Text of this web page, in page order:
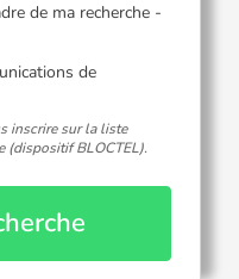
de ma recherche -
de
inscrire sur la liste
(dispositif BLOCTEL).